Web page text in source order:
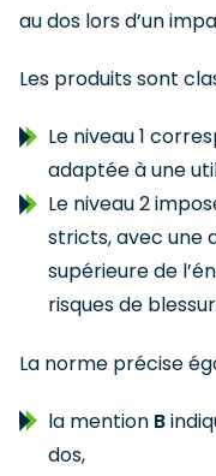
au dos lors d’un
Les produits sont
Le niveau 1
adaptée à une
Le niveau 2
stricts, avec une
supérieure de
risques de
La norme précise
la mention B
dos,